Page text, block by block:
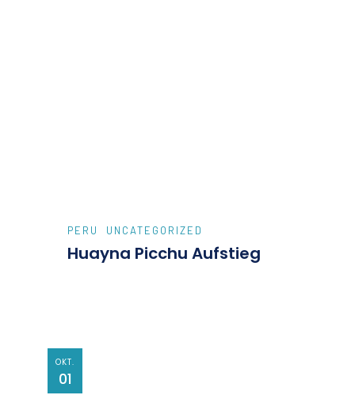
PERU UNCATEGORIZED
Huayna Picchu Aufstieg
OKT.
01